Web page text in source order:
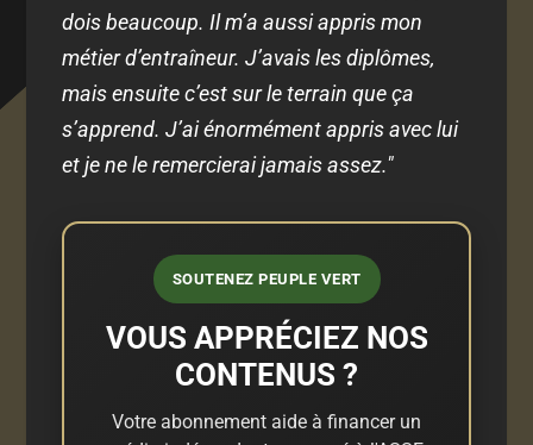
dois beaucoup. Il m’a aussi appris mon
métier d’entraîneur. J’avais les diplômes,
mais ensuite c’est sur le terrain que ça
s’apprend. J’ai énormément appris avec lui
et je ne le remercierai jamais assez."
SOUTENEZ PEUPLE VERT
VOUS APPRÉCIEZ NOS
CONTENUS ?
Votre abonnement aide à financer un